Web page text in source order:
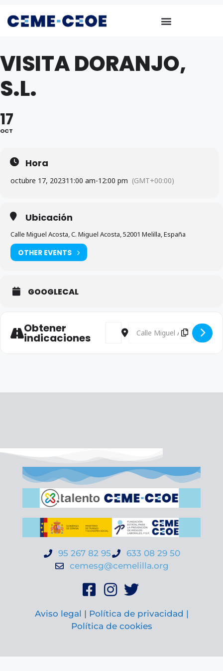
VISITA DORANJO,
S.L.
17
OCT
Hora
octubre 17, 202311:00 am-12:00 pm (GMT+00:00)
Ubicación
Calle Miguel Acosta, C. Miguel Acosta, 52001 Melilla, España
OTHER EVENTS
GOOGLECAL
Obtener
indicaciones
Address - VISITA DORANJO, S.L.
Destination Address -
95 267 82 95
633 08 29 50
cemesg@cemelilla.org
Aviso legal | Política de privacidad |
Política de cookies